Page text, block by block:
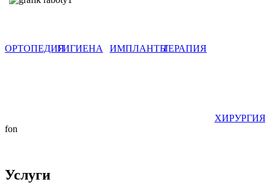
ОРТОПЕДИЯГИГИЕНА ИМПЛАНТЫТЕРАПИЯ
ХИРУРГИЯ
fon
Услуги